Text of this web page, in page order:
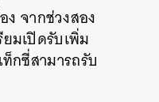
จากช่วงสอง
มเปิดรับเพิ่ม
กซี่สามารถรับ